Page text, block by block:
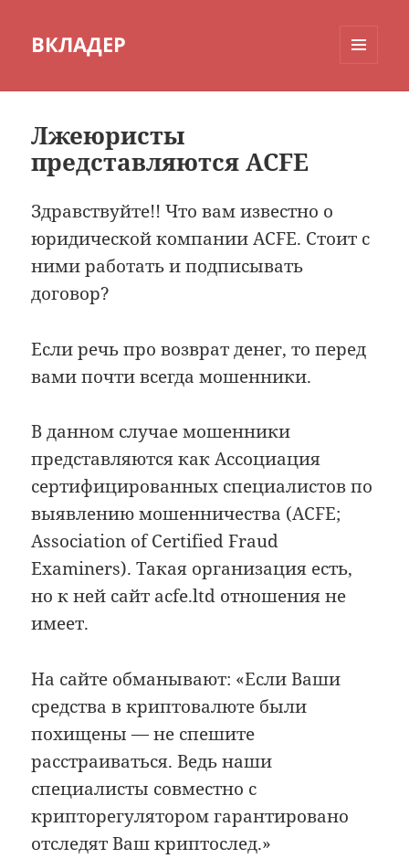
ВКЛАДЕР
Лжеюристы
представляются ACFE
Здравствуйте!! Что вам известно о
юридической компании ACFE. Стоит с
ними работать и подписывать
договор?
Если речь про возврат денег, то перед
вами почти всегда мошенники.
В данном случае мошенники
представляются как Ассоциация
сертифицированных специалистов по
выявлению мошенничества (ACFE;
Association of Certified Fraud
Examiners). Такая организация есть,
но к ней сайт acfe.ltd отношения не
имеет.
На сайте обманывают: «Если Ваши
средства в криптовалюте были
похищены — не спешите
расстраиваться. Ведь наши
специалисты совместно с
крипторегулятором гарантировано
отследят Ваш криптослед.»